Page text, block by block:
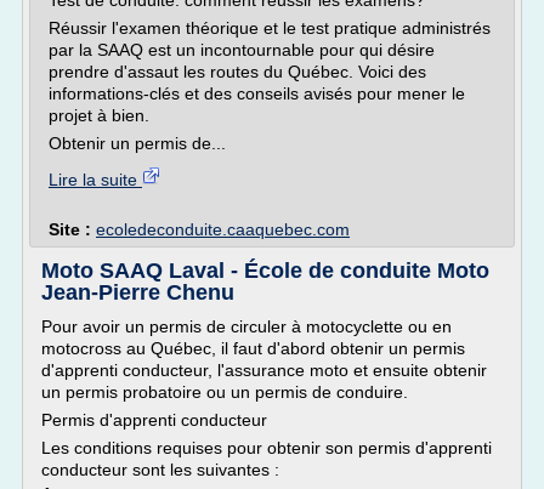
Réussir l'examen théorique et le test pratique administrés
par la SAAQ est un incontournable pour qui désire
prendre d'assaut les routes du Québec. Voici des
informations-clés et des conseils avisés pour mener le
projet à bien.
Obtenir un permis de...
Lire la suite
Site : ecoledeconduite.caaquebec.com
Moto SAAQ Laval - École de conduite Moto
Jean-Pierre Chenu
Pour avoir un permis de circuler à motocyclette ou en
motocross au Québec, il faut d'abord obtenir un permis
d'apprenti conducteur, l'assurance moto et ensuite obtenir
un permis probatoire ou un permis de conduire.
Permis d'apprenti conducteur
Les conditions requises pour obtenir son permis d'apprenti
conducteur sont les suivantes :